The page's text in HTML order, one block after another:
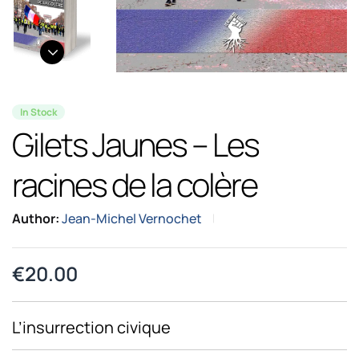
In Stock
Gilets Jaunes – Les
racines de la colère
Author:Jean-Michel Vernochet
€20.00
L’insurrection civique